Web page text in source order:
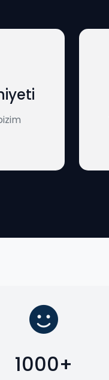
1000+